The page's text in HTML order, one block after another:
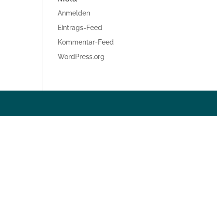
Anmelden
Eintrags-Feed
Kommentar-Feed
WordPress.org